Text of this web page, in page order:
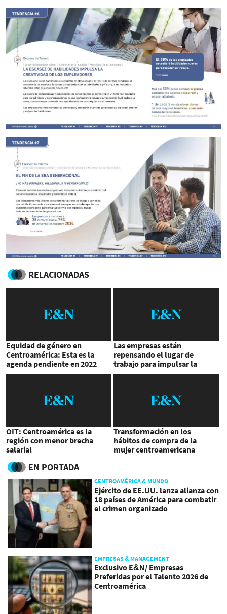
RELACIONADAS
Equidad de género en
Centroamérica: Esta es la
agenda pendiente en 2022
Las empresas están
repensando el lugar de
trabajo para impulsar la
productividad
OIT: Centroamérica es la
región con menor brecha
salarial
Transformación en los
hábitos de compra de la
mujer centroamericana
EN PORTADA
CENTROAMÉRICA & MUNDO
Ejército de EE.UU. lanza alianza con
18 países de América para combatir
el crimen organizado
EMPRESAS & MANAGEMENT
Exclusivo E&N/ Empresas
Preferidas por el Talento 2026 de
Centroamérica